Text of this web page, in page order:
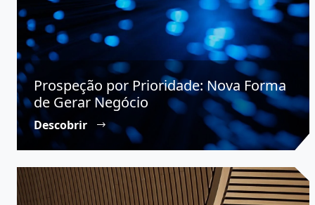
Prospeção por Prioridade: Nova Forma
de Gerar Negócio
Descobrir